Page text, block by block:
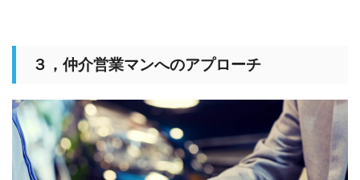
３，仲介営業マンへのアプローチ